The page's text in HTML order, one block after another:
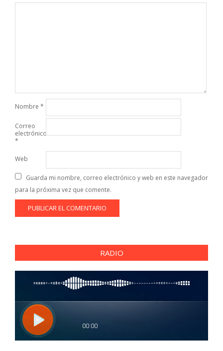
Nombre *
Correo
electrónico
*
Web
Guarda mi nombre, correo electrónico y web en este navegador
para la próxima vez que comente.
RADIO